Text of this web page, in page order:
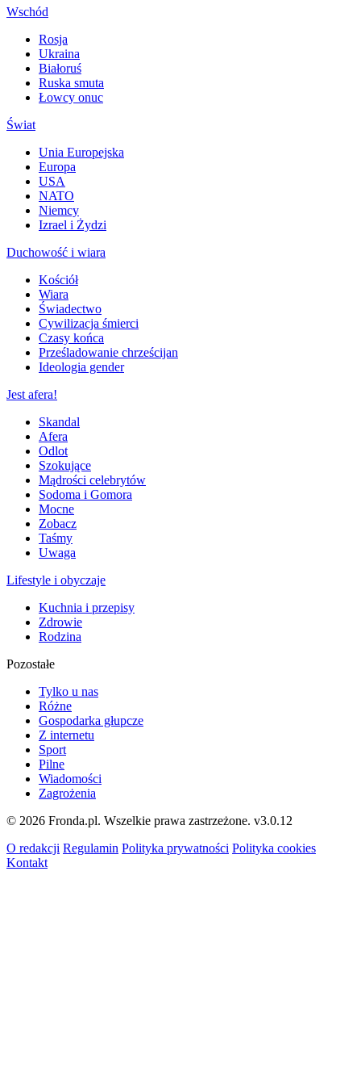
Wschód
Rosja
Ukraina
Białoruś
Ruska smuta
Łowcy onuc
Świat
Unia Europejska
Europa
USA
NATO
Niemcy
Izrael i Żydzi
Duchowość i wiara
Kościół
Wiara
Świadectwo
Cywilizacja śmierci
Czasy końca
Prześladowanie chrześcijan
Ideologia gender
Jest afera!
Skandal
Afera
Odlot
Szokujące
Mądrości celebrytów
Sodoma i Gomora
Mocne
Zobacz
Taśmy
Uwaga
Lifestyle i obyczaje
Kuchnia i przepisy
Zdrowie
Rodzina
Pozostałe
Tylko u nas
Różne
Gospodarka głupcze
Z internetu
Sport
Pilne
Wiadomości
Zagrożenia
© 2026 Fronda.pl. Wszelkie prawa zastrzeżone. v3.0.12
O redakcji Regulamin Polityka prywatności Polityka cookies
Kontakt